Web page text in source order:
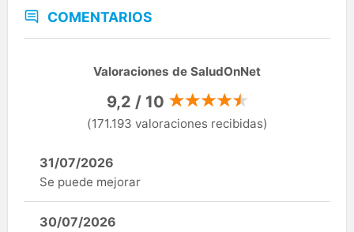
COMENTARIOS
Valoraciones de SaludOnNet
9,2 / 10
(171.193 valoraciones recibidas)
31/07/2026
Se puede mejorar
30/07/2026